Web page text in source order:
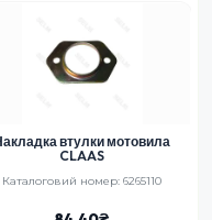
втулки мотовила
CLAAS
Каталоговий номер: 6265110